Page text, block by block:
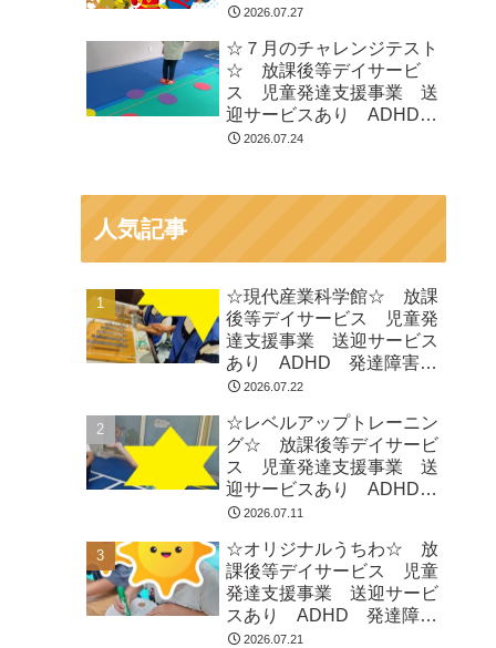
ADHD 発達障害 運動療
2026.07.27
☆７月のチャレンジテスト
☆ 放課後等デイサービ
ス 児童発達支援事業 送
迎サービスあり ADHD
発達障害 運動療育 市川
2026.07.24
人気記事
☆現代産業科学館☆ 放課
後等デイサービス 児童発
達支援事業 送迎サービス
あり ADHD 発達障害
運動療育 市川市 船橋市
2026.07.22
☆レベルアップトレーニン
グ☆ 放課後等デイサービ
ス 児童発達支援事業 送
迎サービスあり ADHD
発達障害 運動療育 市川
2026.07.11
☆オリジナルうちわ☆ 放
課後等デイサービス 児童
発達支援事業 送迎サービ
スあり ADHD 発達障
害 運動療育 市川市 船
2026.07.21